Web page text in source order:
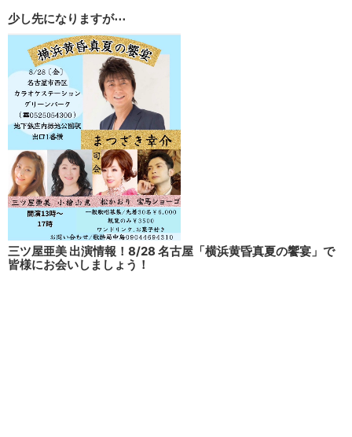
少し先になりますが⋯
三ツ屋亜美 出演情報！8/28 名古屋「横浜黄昏真夏の饗宴」で
皆様にお会いしましょう！